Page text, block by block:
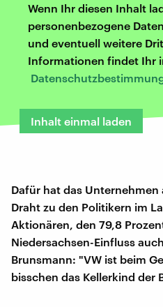
Wenn Ihr diesen Inhalt
personenbezogene
und eventuell weitere
Informationen findet Ihr
Inhalt einmal laden
Dafür hat das
Draht zu den Politikern im
Aktionären, den 79,8
Niedersachsen-Einfluss
Brunsmann: "VW ist beim
bisschen das Kellerkind der